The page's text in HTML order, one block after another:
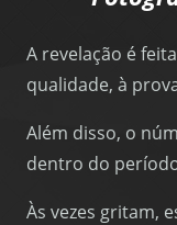
A revelação é
qualidade, à
Além disso, o
dentro do
Às vezes gritam,